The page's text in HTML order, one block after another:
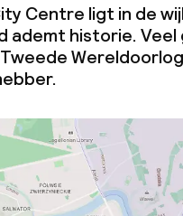
Centre ligt in de
ademt historie. Veel